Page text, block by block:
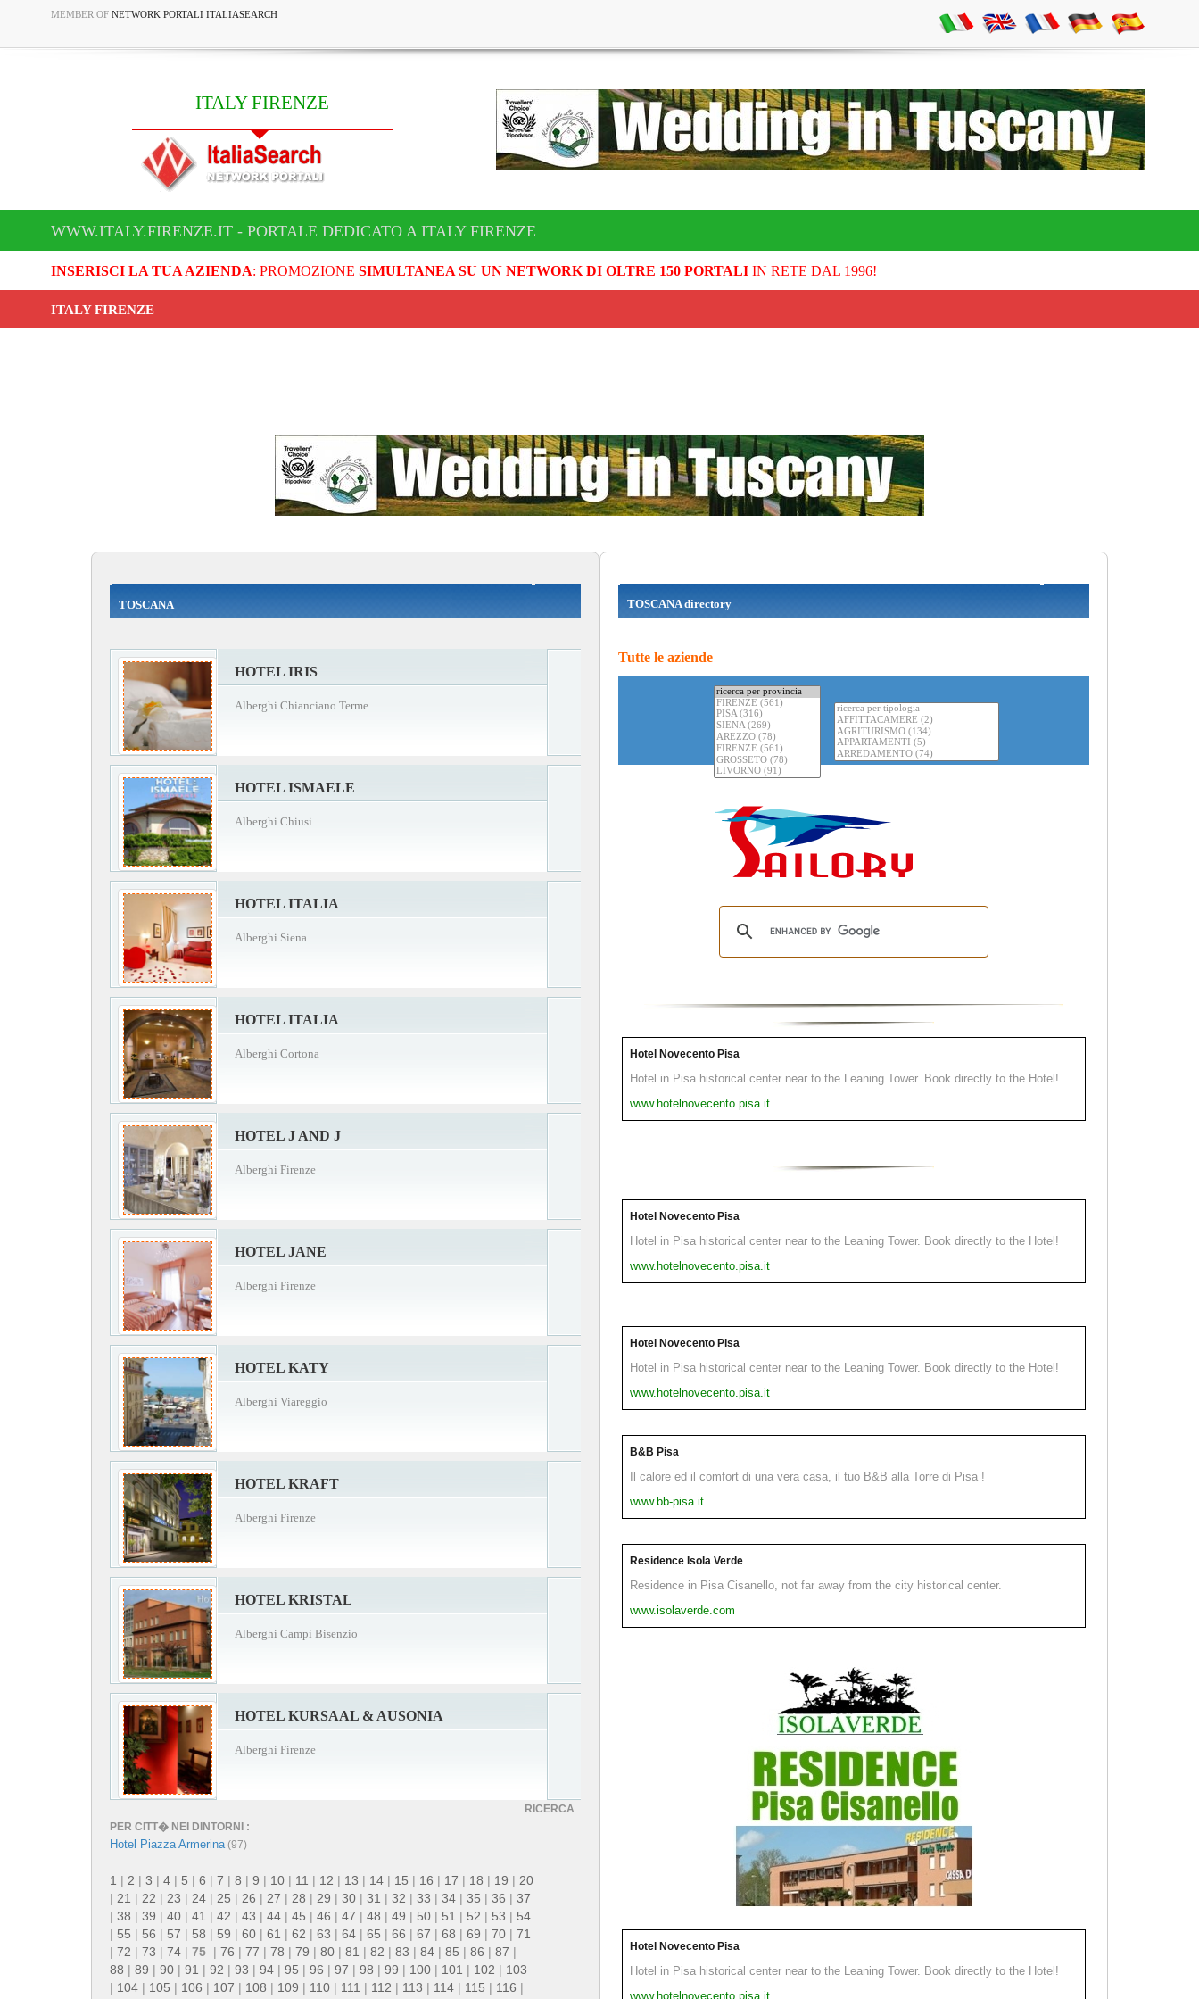
MEMBER OF NETWORK PORTALI ITALIASEARCH
ITALY FIRENZE
WWW.ITALY.FIRENZE.IT - PORTALE DEDICATO A ITALY FIRENZE
INSERISCI LA TUA AZIENDA: PROMOZIONE SIMULTANEA SU UN NETWORK DI OLTRE 150 PORTALIIN RETE DAL 1996!
ITALY FIRENZE
TOSCANA
HOTEL IRIS
Alberghi Chianciano Terme
HOTEL ISMAELE
Alberghi Chiusi
HOTEL ITALIA
Alberghi Siena
HOTEL ITALIA
Alberghi Cortona
HOTEL J AND J
Alberghi Firenze
HOTEL JANE
Alberghi Firenze
HOTEL KATY
Alberghi Viareggio
HOTEL KRAFT
Alberghi Firenze
HOTEL KRISTAL
Alberghi Campi Bisenzio
HOTEL KURSAAL & AUSONIA
Alberghi Firenze
RICERCA
PER CITT� NEI DINTORNI :
Hotel Piazza Armerina(97)
1 | 2 | 3 | 4 | 5 | 6 | 7 | 8 | 9 | 10 | 11 | 12 | 13 | 14 | 15 | 16 | 17 | 18 | 19 | 20
| 21 | 22 | 23 | 24 | 25 | 26 | 27 | 28 | 29 | 30 | 31 | 32 | 33 | 34 | 35 | 36 | 37
| 38 | 39 | 40 | 41 | 42 | 43 | 44 | 45 | 46 | 47 | 48 | 49 | 50 | 51 | 52 | 53 | 54
| 55 | 56 | 57 | 58 | 59 | 60 | 61 | 62 | 63 | 64 | 65 | 66 | 67 | 68 | 69 | 70 | 71
| 72 | 73 | 74 | 75 | 76 | 77 | 78 | 79 | 80 | 81 | 82 | 83 | 84 | 85 | 86 | 87 |
88 | 89 | 90 | 91 | 92 | 93 | 94 | 95 | 96 | 97 | 98 | 99 | 100 | 101 | 102 | 103
| 104 | 105 | 106 | 107 | 108 | 109 | 110 | 111 | 112 | 113 | 114 | 115 | 116 |
TOSCANA directory
Tutte le aziende
Hotel Novecento Pisa
Hotel in Pisa historical center near to the Leaning Tower. Book directly to the Hotel!
www.hotelnovecento.pisa.it
Hotel Novecento Pisa
Hotel in Pisa historical center near to the Leaning Tower. Book directly to the Hotel!
www.hotelnovecento.pisa.it
Hotel Novecento Pisa
Hotel in Pisa historical center near to the Leaning Tower. Book directly to the Hotel!
www.hotelnovecento.pisa.it
B&B Pisa
Il calore ed il comfort di una vera casa, il tuo B&B alla Torre di Pisa !
www.bb-pisa.it
Residence Isola Verde
Residence in Pisa Cisanello, not far away from the city historical center.
www.isolaverde.com
Hotel Novecento Pisa
Hotel in Pisa historical center near to the Leaning Tower. Book directly to the Hotel!
www.hotelnovecento.pisa.it